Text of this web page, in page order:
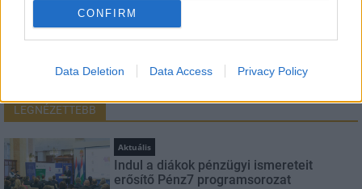
CONFIRM
Data Deletion Data Access Privacy Policy
szabályzatot!
FELIRATKOZÁS
LEGNÉZETTEBB
Aktuális
Indul a diákok pénzügyi ismereteit
erősítő Pénz7 programsorozat